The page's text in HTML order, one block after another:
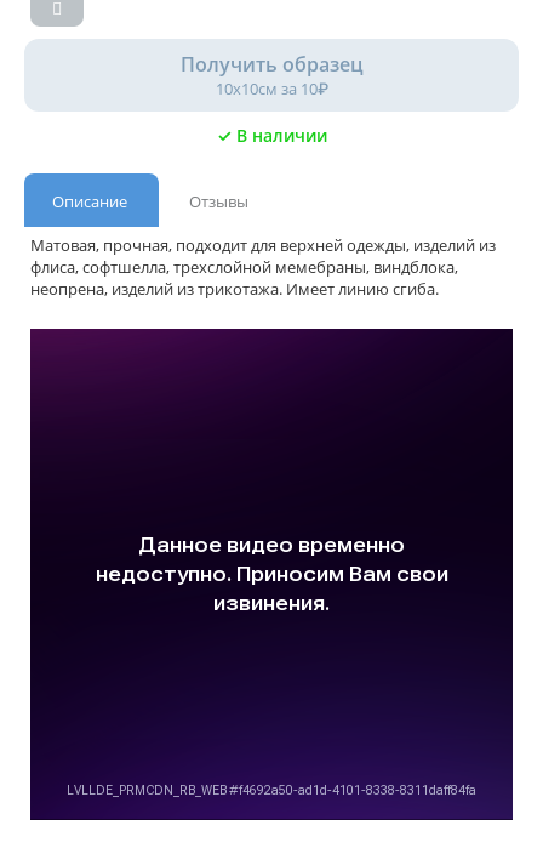
Получить образец
10х10см за 10₽
✓ В наличии
Описание
Отзывы
Матовая, прочная, подходит для верхней одежды, изделий из
флиса, софтшелла, трехслойной мемебраны, виндблока,
неопрена, изделий из трикотажа. Имеет линию сгиба.